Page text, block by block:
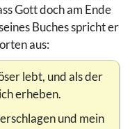
Gott doch am Ende
Buches spricht er
aus:
lebt, und als der
erheben.
und mein